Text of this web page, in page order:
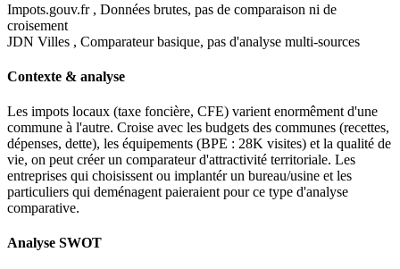
Impots.gouv.fr , Données brutes, pas de comparaison ni de
croisement
JDN Villes , Comparateur basique, pas d'analyse multi-sources
Contexte & analyse
Les impots locaux (taxe foncière, CFE) varient enormêment d'une
commune à l'autre. Croise avec les budgets des communes (recettes,
dépenses, dette), les équipements (BPE : 28K visites) et la qualité de
vie, on peut créer un comparateur d'attractivité territoriale. Les
entreprises qui choisissent ou implantér un bureau/usine et les
particuliers qui deménagent paieraient pour ce type d'analyse
comparative.
Analyse SWOT